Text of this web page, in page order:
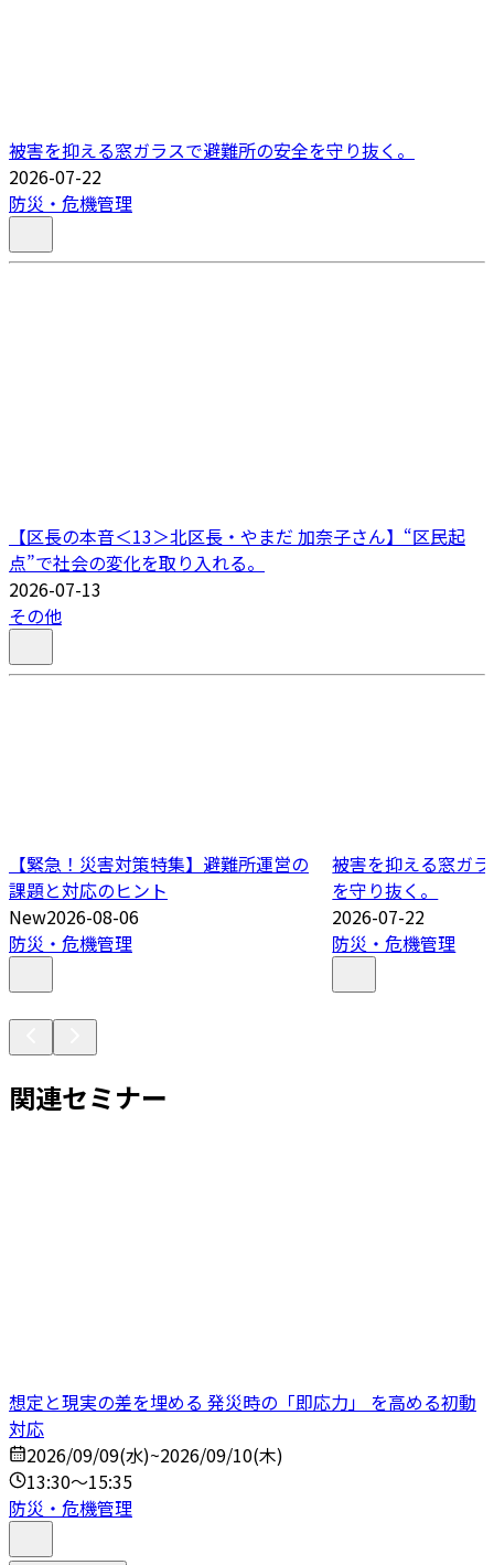
被害を抑える窓ガラスで避難所の安全を守り抜く。
2026-07-22
防災・危機管理
【区長の本音＜13＞北区長・やまだ 加奈子さん】“区民起
点”で社会の変化を取り入れる。
2026-07-13
その他
【緊急！災害対策特集】避難所運営の
課題と対応のヒント
New2026-08-06
防災・危機管理
被害を抑える窓ガ
を守り抜く。
2026-07-22
防災・危機管理
関連セミナー
想定と現実の差を埋める 発災時の「即応力」 を高める初動
対応
2026/09/09(水)~2026/09/10(木)
13:30～15:35
防災・危機管理